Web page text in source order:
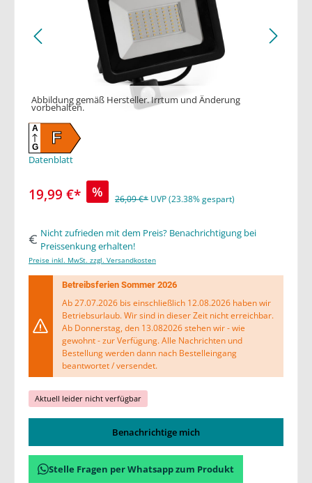
Abbildung gemäß Hersteller. Irrtum und Änderung
vorbehalten.
F
A
G
Datenblatt
19,99 €* % 26,09 €* UVP (23.38% gespart)
Nicht zufrieden mit dem Preis? Benachrichtigung bei
Preissenkung erhalten!
Preise inkl. MwSt. zzgl. Versandkosten
Betreibsferien Sommer 2026
Ab 27.07.2026 bis einschließlich 12.08.2026 haben wir
Betriebsurlaub. Wir sind in dieser Zeit nicht erreichbar.
Ab Donnerstag, den 13.082026 stehen wir - wie
gewohnt - zur Verfügung. Alle Nachrichten und
Bestellung werden dann nach Bestelleingang
beantwortet / versendet.
Aktuell leider nicht verfügbar
Benachrichtige mich
Stelle Fragen per Whatsapp zum Produkt